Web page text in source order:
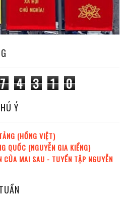
7 4 3 1 0
Ý
(HỒNG VIỆT)
QUỐC (NGUYỄN GIA KIỂNG)
MAI SAU - TUYỂN TẬP NGUYỄN